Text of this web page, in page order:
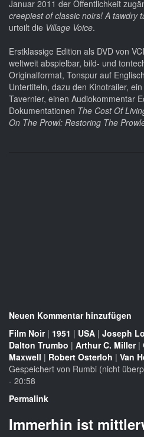
Januar 2011 der Öffentlichkeit
creepiest of classic noirs! A tawdry
urteilt die Village Voice.
Erstklassige Edition als DVD von
weltweit abspielbar, bild- und
Originalformat, Tonspur auf
Untertiteln, dazu den Kinotrailer,
Tavernier, einen Audiokommentar
Dokumentationen The Cost Of
On The Prowl: Restoring The
Neuen Kommentar hinzufügen
Film Noir| 1951 | USA | Joseph
Dalton Trumbo | Arthur C. Miller|
Maxwell | Robert Osterloh | Van
Gespeichert von Rumbi (nicht
- 20:58
Permalink
Immerhin ist